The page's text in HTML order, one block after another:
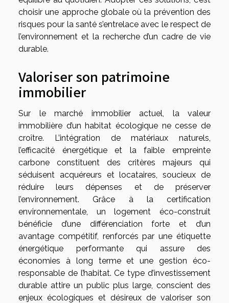
choisir une approche globale où la prévention des
risques pour la santé s’entrelace avec le respect de
l’environnement et la recherche d’un cadre de vie
durable.
Valoriser son patrimoine
immobilier
Sur le marché immobilier actuel, la valeur
immobilière d’un habitat écologique ne cesse de
croître. L’intégration de matériaux naturels,
l’efficacité énergétique et la faible empreinte
carbone constituent des critères majeurs qui
séduisent acquéreurs et locataires, soucieux de
réduire leurs dépenses et de préserver
l’environnement. Grâce à la certification
environnementale, un logement éco-construit
bénéficie d’une différenciation forte et d’un
avantage compétitif, renforcés par une étiquette
énergétique performante qui assure des
économies à long terme et une gestion éco-
responsable de l’habitat. Ce type d’investissement
durable attire un public plus large, conscient des
enjeux écologiques et désireux de valoriser son